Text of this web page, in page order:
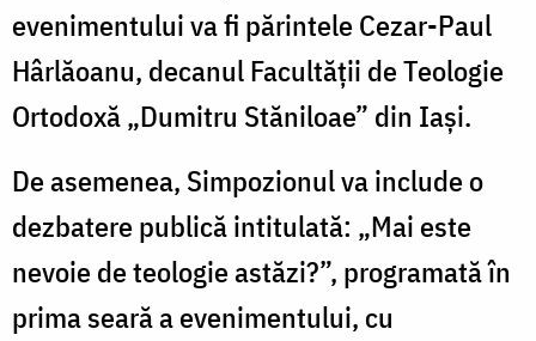
evenimentului va fi părintele Cezar-Paul
Hârlăoanu, decanul Facultății de Teologie
Ortodoxă „Dumitru Stăniloae” din Iaşi.
De asemenea, Simpozionul va include o
dezbatere publică intitulată: „Mai este
nevoie de teologie astăzi?”, programată în
prima seară a evenimentului, cu